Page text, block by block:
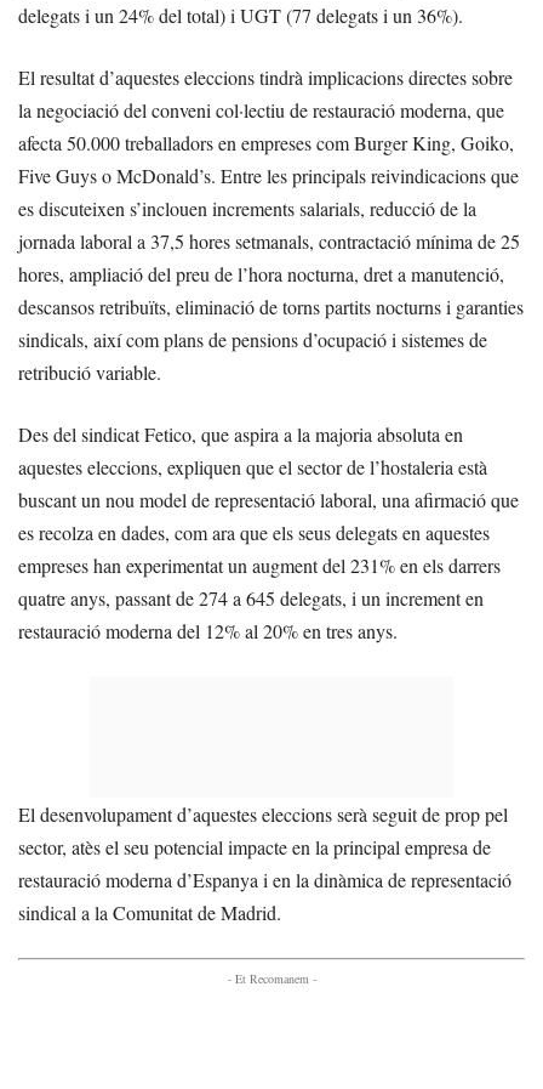
delegats i un 24% del total) i UGT (77 delegats i un 36%).
El resultat d’aquestes eleccions tindrà implicacions directes sobre
la negociació del conveni col·lectiu de restauració moderna, que
afecta 50.000 treballadors en empreses com Burger King, Goiko,
Five Guys o McDonald’s. Entre les principals reivindicacions que
es discuteixen s’inclouen increments salarials, reducció de la
jornada laboral a 37,5 hores setmanals, contractació mínima de 25
hores, ampliació del preu de l’hora nocturna, dret a manutenció,
descansos retribuïts, eliminació de torns partits nocturns i garanties
sindicals, així com plans de pensions d’ocupació i sistemes de
retribució variable.
Des del sindicat Fetico, que aspira a la majoria absoluta en
aquestes eleccions, expliquen que el sector de l’hostaleria està
buscant un nou model de representació laboral, una afirmació que
es recolza en dades, com ara que els seus delegats en aquestes
empreses han experimentat un augment del 231% en els darrers
quatre anys, passant de 274 a 645 delegats, i un increment en
restauració moderna del 12% al 20% en tres anys.
El desenvolupament d’aquestes eleccions serà seguit de prop pel
sector, atès el seu potencial impacte en la principal empresa de
restauració moderna d’Espanya i en la dinàmica de representació
sindical a la Comunitat de Madrid.
- Et Recomanem -